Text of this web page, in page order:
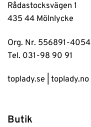
Rådastocksvägen 1
435 44 Mölnlycke
Org. Nr. 556891-4054
Tel. 031-98 90 91
toplady.se toplady.no
Butik